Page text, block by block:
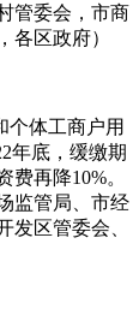
管委会，市商
各区政府）
个体工商户用
年底，缓缴期
再降10%。
监管局、市经
发区管委会、